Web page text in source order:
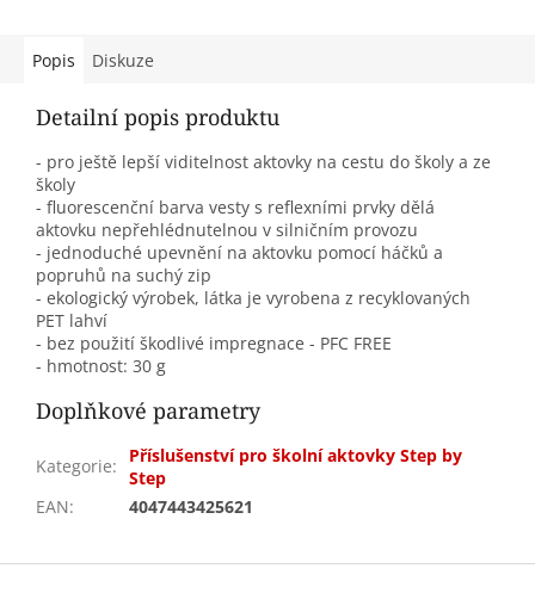
Popis Diskuze
Detailní popis produktu
- pro ještě lepší viditelnost aktovky na cestu do školy a ze
školy
- fluorescenční barva vesty s reflexními prvky dělá
aktovku nepřehlédnutelnou v silničním provozu
- jednoduché upevnění na aktovku pomocí háčků a
popruhů na suchý zip
- ekologický výrobek, látka je vyrobena z recyklovaných
PET lahví
- bez použití škodlivé impregnace - PFC FREE
- hmotnost: 30 g
Doplňkové parametry
Kategorie:
Příslušenství pro školní aktovky Step by
Step
EAN: 4047443425621
Z